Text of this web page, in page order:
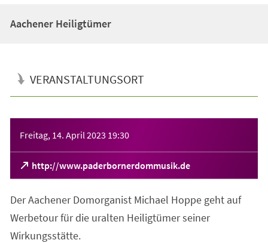
Aachener Heiligtümer
VERANSTALTUNGSORT
Freitag, 14. April 2023 19:30
http://www.paderbornerdommusik.de
(Öffnet
in
neuen
Tab)
Der Aachener Domorganist Michael Hoppe geht auf
Werbetour für die uralten Heiligtümer seiner
Wirkungsstätte.